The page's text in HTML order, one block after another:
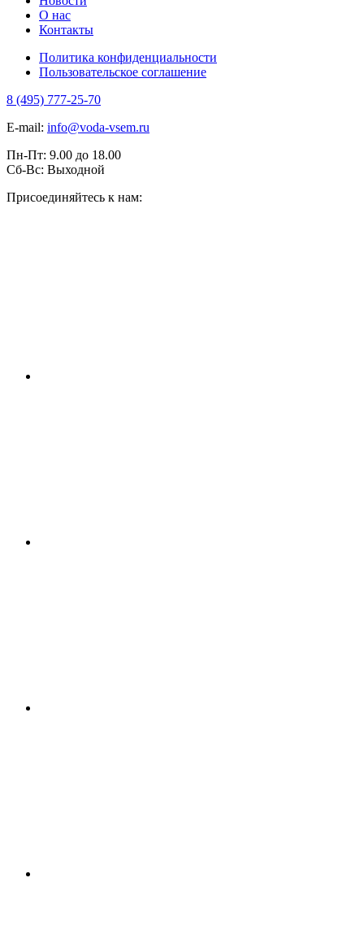
О нас
Контакты
Политика конфиденциальности
Пользовательское соглашение
8 (495) 777-25-70
E-mail: info@voda-vsem.ru
Пн-Пт: 9.00 до 18.00
Сб-Вс: Выходной
Присоединяйтесь к нам: